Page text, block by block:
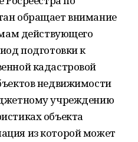
обращает внимание
действующего
подготовки к
кадастровой
недвижимости
учреждению
объекта
из которой может